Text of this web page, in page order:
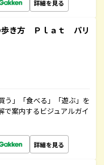
詳細を見る
き方 Ｐｌａｔ パリ
う」「食べる」「遊ぶ」を
で案内するビジュアルガイ
詳細を見る